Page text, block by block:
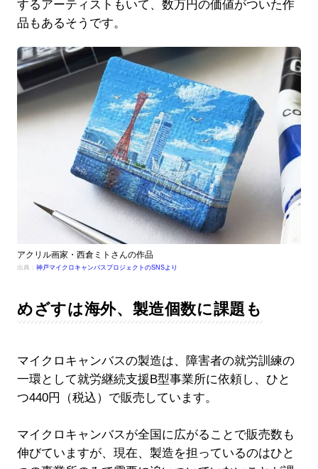
するアーティストもいて、数万円の価値がついた作
品もあるそうです。
アクリル画家・西倉ミトさんの作品
出典： 神戸マイクロキャンバスプロジェクトのSNSより
めざすは海外、製造個数に課題も
マイクロキャンバスの製造は、障害者の就労訓練の
一環として就労継続支援B型事業所に依頼し、ひと
つ440円（税込）で販売しています。
マイクロキャンバスが全国に広がることで販売数も
伸びていますが、現在、製造を担っているのはひと